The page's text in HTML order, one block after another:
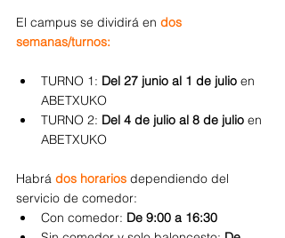
El campus se dividirá en dos
semanas/turnos:
TURNO 1: Del 27 junio al 1 de julio en
ABETXUKO
TURNO 2: Del 4 de julio al 8 de julio en
ABETXUKO
Habrá dos horarios dependiendo del
servicio de comedor:
Con comedor: De 9:00 a 16:30